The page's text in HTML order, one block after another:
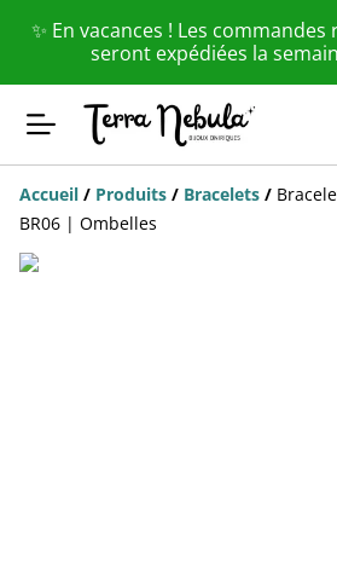
✨ En vacances ! Les
seront expédiées la
Accueil / Produits / Bracelets /
BR06 | Ombelles